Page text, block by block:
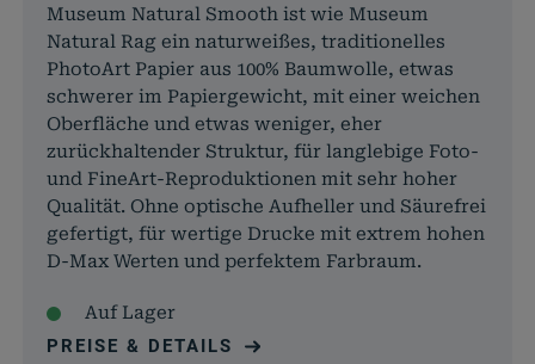
Museum Natural Smooth ist wie Museum
Natural Rag ein naturweißes, traditionelles
PhotoArt Papier aus 100% Baumwolle, etwas
schwerer im Papiergewicht, mit einer weichen
Oberfläche und etwas weniger, eher
zurückhaltender Struktur, für langlebige Foto-
und FineArt-Reproduktionen mit sehr hoher
Qualität. Ohne optische Aufheller und Säurefrei
gefertigt, für wertige Drucke mit extrem hohen
D-Max Werten und perfektem Farbraum.
Auf Lager
PREISE & DETAILS